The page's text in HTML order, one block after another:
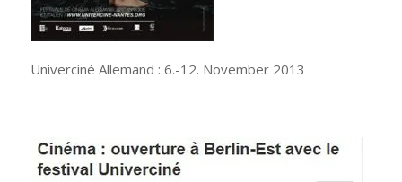
Univerciné Allemand : 6.-12. November 2013